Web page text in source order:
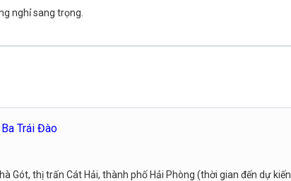
nghỉ sang trọng.
Trái Đào
Gót, thị trấn Cát Hải, thành phố Hải Phòng (thời gian đến dự kiến